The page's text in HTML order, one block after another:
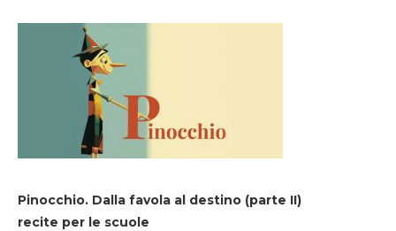
Pinocchio. Dalla favola al destino (parte II)
recite per le scuole